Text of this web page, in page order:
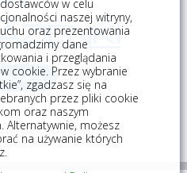
w celu
naszej witryny,
oraz prezentowania
dane
i przeglądania
cookie. Przez wybranie
zgadzasz się na
przez pliki cookie
oraz naszym
możesz
na używanie których